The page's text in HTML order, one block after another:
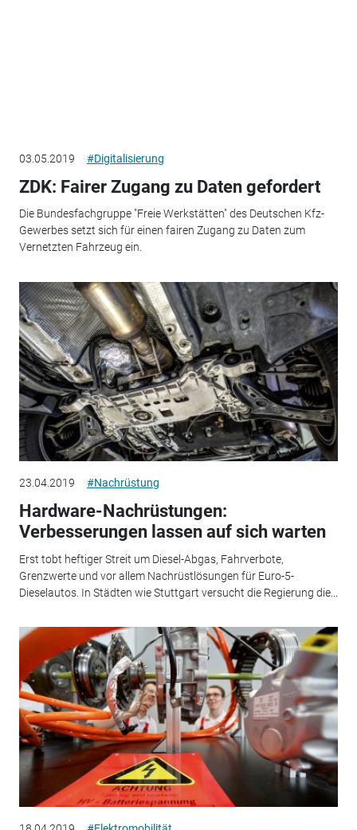
03.05.2019 #Digitalisierung
ZDK: Fairer Zugang zu Daten gefordert
Die Bundesfachgruppe "Freie Werkstätten" des Deutschen Kfz-
Gewerbes setzt sich für einen fairen Zugang zu Daten zum
Vernetzten Fahrzeug ein.
23.04.2019 #Nachrüstung
Hardware-Nachrüstungen:
Verbesserungen lassen auf sich warten
Erst tobt heftiger Streit um Diesel-Abgas, Fahrverbote,
Grenzwerte und vor allem Nachrüstlösungen für Euro-5-
Dieselautos. In Städten wie Stuttgart versucht die Regierung die...